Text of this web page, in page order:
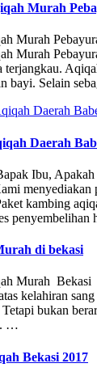
Murah
Murah
Murah
terjangkau.
bayi. Selain
Daerah
Ibu,
menyediakan
kambing
di bekasi
Murah Bekasi
kelahiran
bukan
…
Bekasi 2017